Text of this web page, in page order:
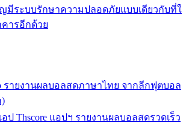
มีระบบรักษาความปลอดภัยแบบเดียวกับที่ใ
ารอีกด้วย
รายงานผลบอลสดภาษาไทย จากลีกฟุตบอล
ป Thscore แอปฯ รายงานผลบอลสดรวดเร็ว